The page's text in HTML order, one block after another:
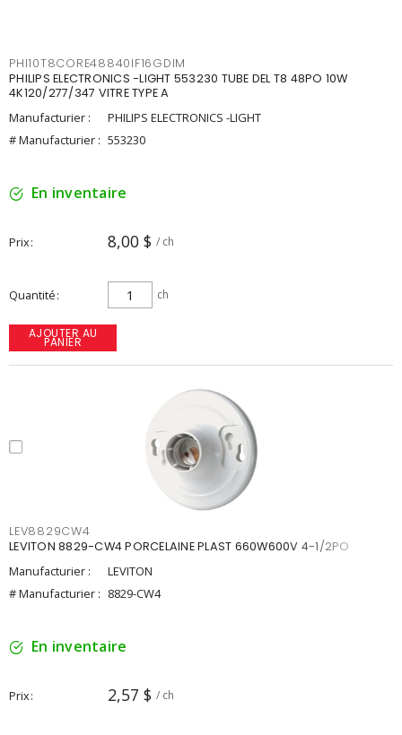
PHI10T8CORE48840IF16GDIM
PHILIPS ELECTRONICS -LIGHT 553230 TUBE DEL T8 48PO 10W
4K120/277/347 VITRE TYPE A
Manufacturier :
PHILIPS ELECTRONICS -LIGHT
# Manufacturier : 553230
En inventaire
Prix 8,00 $ / ch
Quantité ch
AJOUTER AU
PANIER
LEV8829CW4
LEVITON 8829-CW4 PORCELAINE PLAST 660W600V 4-1/2PO
Manufacturier :
LEVITON
# Manufacturier : 8829-CW4
En inventaire
Prix 2,57 $ / ch